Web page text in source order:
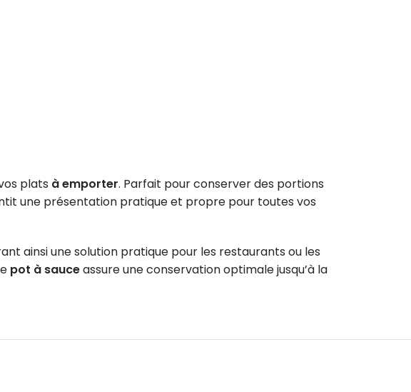
plats à emporter. Parfait pour conserver des portions
une présentation pratique et propre pour toutes vos
ainsi une solution pratique pour les restaurants ou les
pot à sauceassure une conservation optimale jusqu’à la